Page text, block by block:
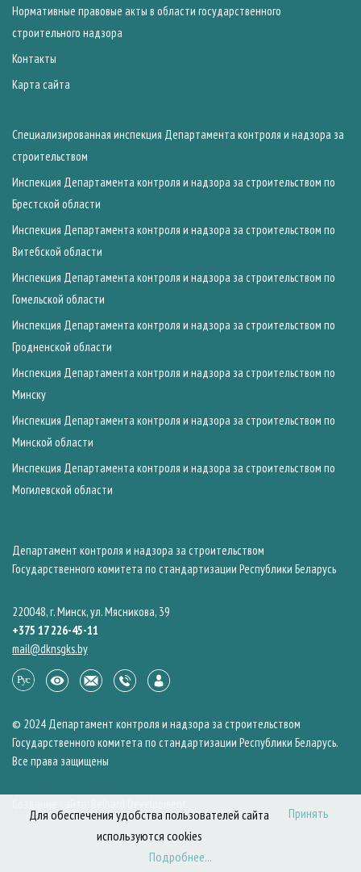
Нормативные правовые акты в области государственного
строительного надзора
Контакты
Карта сайта
Специализированная инспекция Департамента контроля и надзора за
строительством
Инспекция Департамента контроля и надзора за строительством по
Брестской области
Инспекция Департамента контроля и надзора за строительством по
Витебской области
Инспекция Департамента контроля и надзора за строительством по
Гомельской области
Инспекция Департамента контроля и надзора за строительством по
Гродненской области
Инспекция Департамента контроля и надзора за строительством по
Минску
Инспекция Департамента контроля и надзора за строительством по
Минской области
Инспекция Департамента контроля и надзора за строительством по
Могилевской области
Департамент контроля и надзора за строительством
Государственного комитета по стандартизации Республики Беларусь
220048, г. Минск, ул. Мясникова, 39
+375 17 226-45-11
mail@dknsgks.by
© 2024 Департамент контроля и надзора за строительством
Государственного комитета по стандартизации Республики Беларусь.
Все права защищены
Принять
Для обеспечения удобства пользователей сайта
используются cookies
Подробнее...